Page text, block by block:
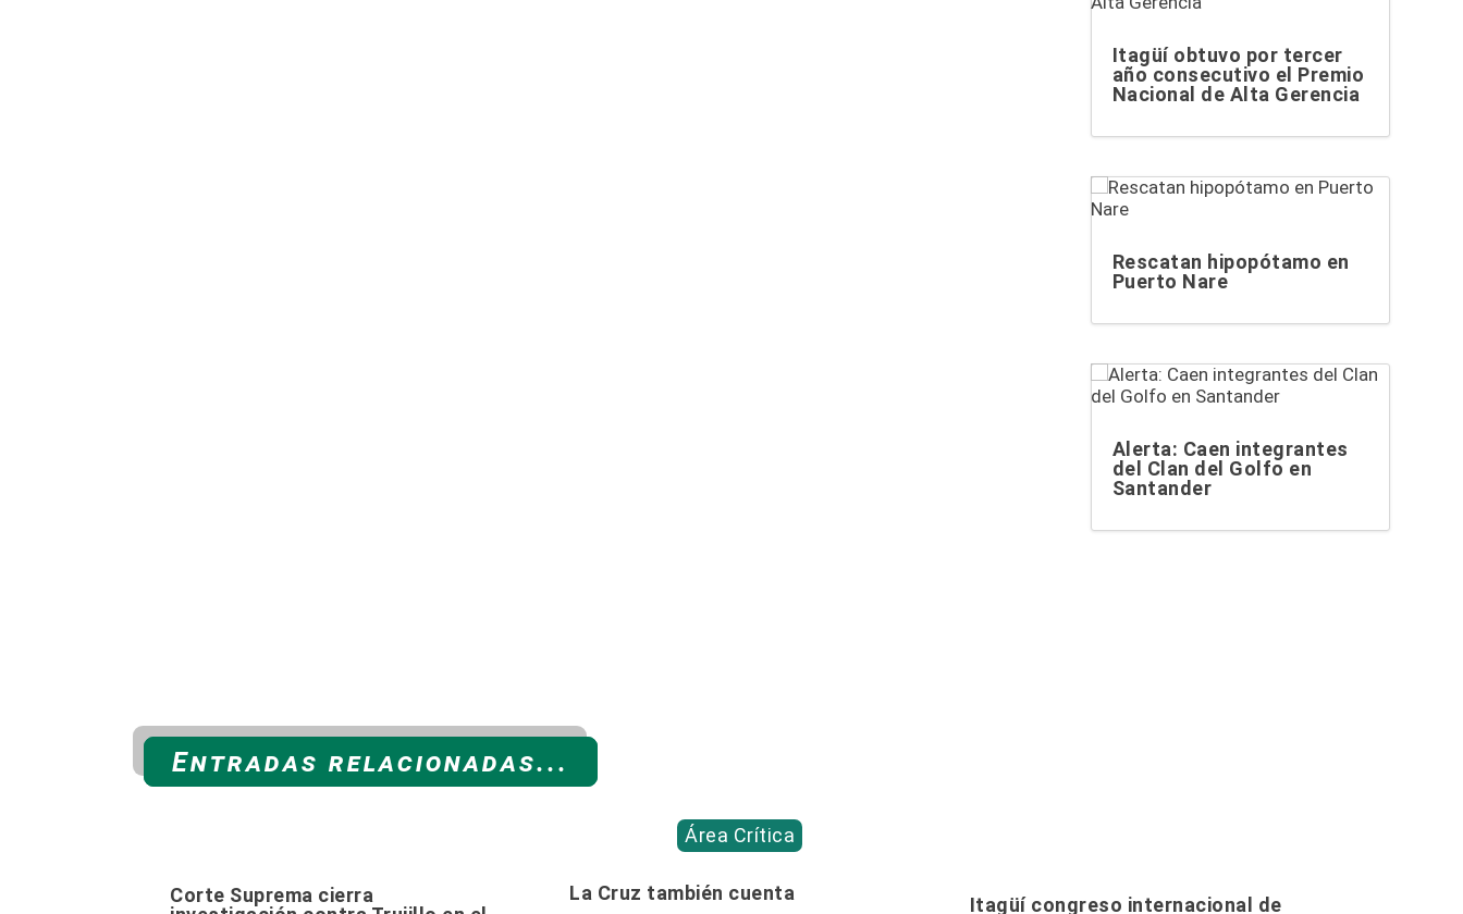
Itagüí obtuvo por tercer
año consecutivo el Premio
Nacional de Alta Gerencia
Rescatan hipopótamo en
Puerto Nare
Alerta: Caen integrantes
del Clan del Golfo en
Santander
Entradas relacionadas...
Área Crítica
Corte Suprema cierra
La Cruz también cuenta
Itagüí congreso internacional de